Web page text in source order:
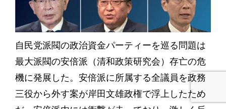
自民党派閥の政治資金パーティーを巡る問題は
最大派閥の安倍派（清和政策研究会）存亡の危
機に発展した。安倍派に所属する全議員を政務
三役から外す案が岸田文雄政権で浮上したため